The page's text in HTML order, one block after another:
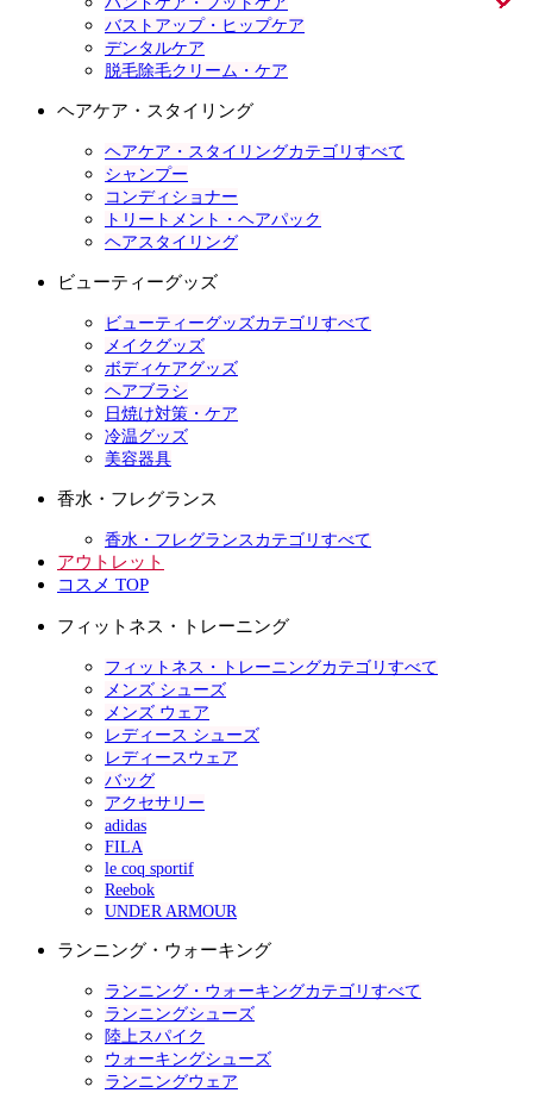
バストアップ・ヒップケア
デンタルケア
脱毛除毛クリーム・ケア
ヘアケア・スタイリング
ヘアケア・スタイリングカテゴリすべて
シャンプー
コンディショナー
トリートメント・ヘアパック
ヘアスタイリング
ビューティーグッズ
ビューティーグッズカテゴリすべて
メイクグッズ
ボディケアグッズ
ヘアブラシ
日焼け対策・ケア
冷温グッズ
美容器具
香水・フレグランス
香水・フレグランスカテゴリすべて
アウトレット
コスメ TOP
フィットネス・トレーニング
フィットネス・トレーニングカテゴリすべて
メンズ シューズ
メンズ ウェア
レディース シューズ
レディースウェア
バッグ
アクセサリー
adidas
FILA
le coq sportif
Reebok
UNDER ARMOUR
ランニング・ウォーキング
ランニング・ウォーキングカテゴリすべて
ランニングシューズ
陸上スパイク
ウォーキングシューズ
ランニングウェア